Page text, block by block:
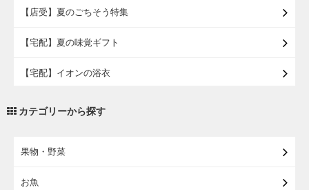
【店受】夏のごちそう特集
【宅配】夏の味覚ギフト
【宅配】イオンの浴衣
カテゴリーから探す
果物・野菜
お魚